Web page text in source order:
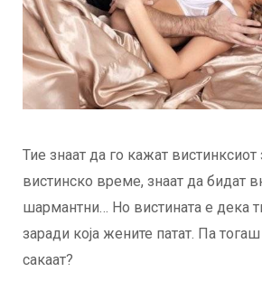
Тие знаат да го кажат вистинксиот
вистинско време, знаат да бидат
шармантни… Но вистината е дека
заради која жените патат. Па
сакаат?